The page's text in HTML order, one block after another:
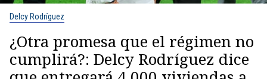
Delcy Rodríguez
¿Otra promesa que el régimen no
cumplirá?: Delcy Rodríguez dice